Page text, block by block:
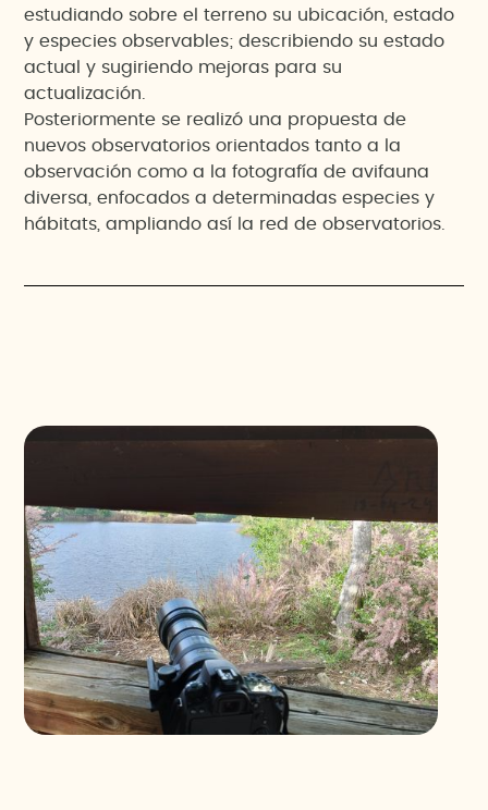
estudiando sobre el terreno su ubicación, estado
y especies observables; describiendo su estado
actual y sugiriendo mejoras para su
actualización.
Posteriormente se realizó una propuesta de
nuevos observatorios orientados tanto a la
observación como a la fotografía de avifauna
diversa, enfocados a determinadas especies y
hábitats, ampliando así la red de observatorios.